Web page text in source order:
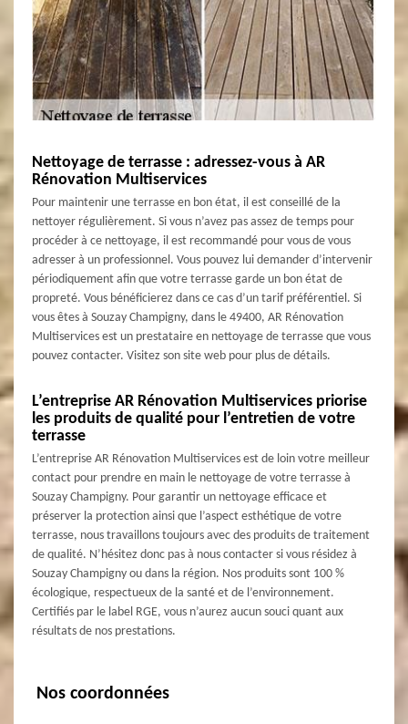
Nettoyage de terrasse : adressez-vous à AR
Rénovation Multiservices
Pour maintenir une terrasse en bon état, il est conseillé de la
nettoyer régulièrement. Si vous n’avez pas assez de temps pour
procéder à ce nettoyage, il est recommandé pour vous de vous
adresser à un professionnel. Vous pouvez lui demander d’intervenir
périodiquement afin que votre terrasse garde un bon état de
propreté. Vous bénéficierez dans ce cas d’un tarif préférentiel. Si
vous êtes à Souzay Champigny, dans le 49400, AR Rénovation
Multiservices est un prestataire en nettoyage de terrasse que vous
pouvez contacter. Visitez son site web pour plus de détails.
L’entreprise AR Rénovation Multiservices priorise
les produits de qualité pour l’entretien de votre
terrasse
L’entreprise AR Rénovation Multiservices est de loin votre meilleur
contact pour prendre en main le nettoyage de votre terrasse à
Souzay Champigny. Pour garantir un nettoyage efficace et
préserver la protection ainsi que l’aspect esthétique de votre
terrasse, nous travaillons toujours avec des produits de traitement
de qualité. N’hésitez donc pas à nous contacter si vous résidez à
Souzay Champigny ou dans la région. Nos produits sont 100 %
écologique, respectueux de la santé et de l’environnement.
Certifiés par le label RGE, vous n’aurez aucun souci quant aux
résultats de nos prestations.
Nos coordonnées